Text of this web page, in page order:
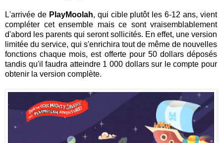
L'arrivée de PlayMoolah, qui cible plutôt les 6-12 ans, vient
compléter cet ensemble mais ce sont vraisemblablement
d'abord les parents qui seront sollicités. En effet, une version
limitée du service, qui s'enrichira tout de même de nouvelles
fonctions chaque mois, est offerte pour 50 dollars déposés
tandis qu'il faudra atteindre 1 000 dollars sur le compte pour
obtenir la version complète.